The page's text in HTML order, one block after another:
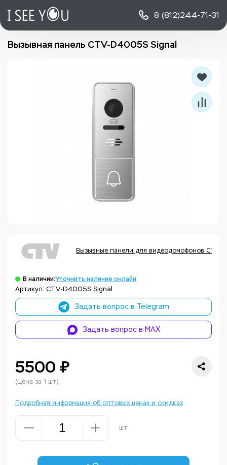
8 (812)244-71-31
Вызывная панель CTV-D4005S Signal
Вызывные панели для видеодомофонов CTV
В наличии:Уточнить наличие онлайн
Артикул: CTV-D4005S Signal
Задать вопрос в Telegram
Задать вопрос в MAX
5500 ₽
(Цена за 1 шт)
Подробная информация об оптовых ценах и скидках
шт